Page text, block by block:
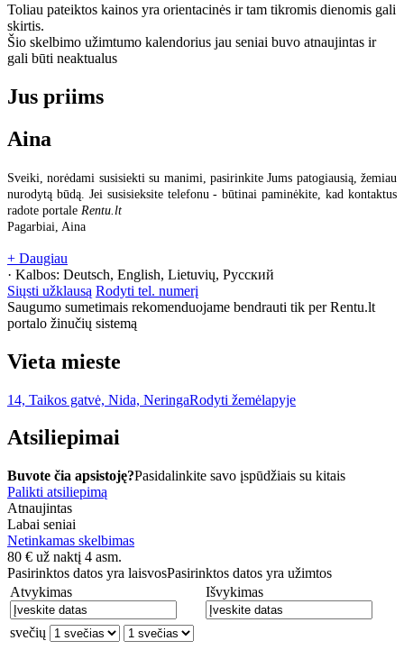
Toliau pateiktos kainos yra orientacinės ir tam tikromis dienomis gali
skirtis.
Šio skelbimo užimtumo kalendorius jau seniai buvo atnaujintas ir
gali būti neaktualus
Jus priims
Aina
Sveiki, norėdami susisiekti su manimi, pasirinkite Jums patogiausią, žemiau
nurodytą būdą. Jei susisieksite telefonu - būtinai paminėkite, kad kontaktus
radote portale Rentu.lt
Pagarbiai, Aina
+ Daugiau
· Kalbos: Deutsch, English, Lietuvių, Русский
Siųsti užklausą Rodyti tel. numerį
Saugumo sumetimais rekomenduojame bendrauti tik per Rentu.lt
portalo žinučių sistemą
Vieta mieste
14, Taikos gatvė, Nida, NeringaRodyti žemėlapyje
Atsiliepimai
Buvote čia apsistoję?Pasidalinkite savo įspūdžiais su kitais
Palikti atsiliepimą
Atnaujintas
Labai seniai
Netinkamas skelbimas
80 € už naktį 4 asm.
Pasirinktos datos yra laisvosPasirinktos datos yra užimtos
Atvykimas
Išvykimas
svečių